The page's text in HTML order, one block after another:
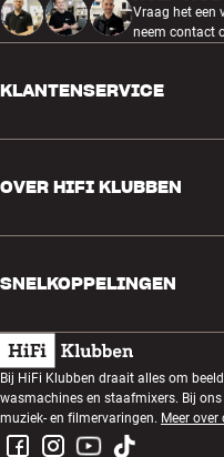
Vraag het een
neem contact
KLANTENSERVICE
Ruilen en retourneren
Bestelling herroepen
Algemene voorwaarden
Privacybeleid
OVER HIFI KLUBBEN
Klantenclub
Luisteravond
Prijsvragen
SNELKOPPELINGEN
Cadeaubonnen
Bouwen met geluid
Montage en installatie
Bij HiFi Klubben draait alles om
wasmachines en staafmixers. Bij
muziek- en filmervaringen. Meer over